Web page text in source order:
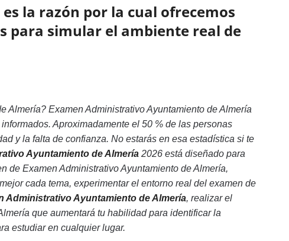
la razón por la cual ofrecemos
para simular el ambiente real de
Almería? Examen Administrativo Ayuntamiento de Almería
Aproximadamente el 50 % de las personas
y la falta de confianza. No estarás en esa estadística si te
Ayuntamiento de Almería2026 está diseñado para
de Examen Administrativo Ayuntamiento de Almería,
cada tema, experimentar el entorno real del examen de
Administrativo Ayuntamiento de Almería, realizar el
que aumentará tu habilidad para identificar la
estudiar en cualquier lugar.